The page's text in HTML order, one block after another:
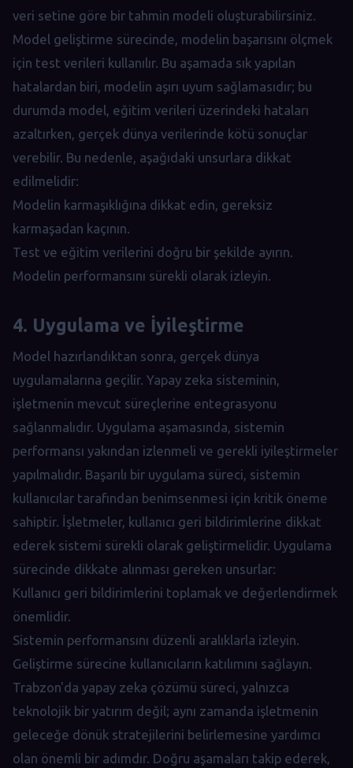
veri setine göre bir tahmin modeli oluşturabilirsiniz.
Model geliştirme sürecinde, modelin başarısını ölçmek
için test verileri kullanılır. Bu aşamada sık yapılan
hatalardan biri, modelin aşırı uyum sağlamasıdır; bu
durumda model, eğitim verileri üzerindeki hataları
azaltırken, gerçek dünya verilerinde kötü sonuçlar
verebilir. Bu nedenle, aşağıdaki unsurlara dikkat
edilmelidir:
Modelin karmaşıklığına dikkat edin, gereksiz
karmaşadan kaçının.
Test ve eğitim verilerini doğru bir şekilde ayırın.
Modelin performansını sürekli olarak izleyin.
4. Uygulama ve İyileştirme
Model hazırlandıktan sonra, gerçek dünya
uygulamalarına geçilir. Yapay zeka sisteminin,
işletmenin mevcut süreçlerine entegrasyonu
sağlanmalıdır. Uygulama aşamasında, sistemin
performansı yakından izlenmeli ve gerekli iyileştirmeler
yapılmalıdır. Başarılı bir uygulama süreci, sistemin
kullanıcılar tarafından benimsenmesi için kritik öneme
sahiptir. İşletmeler, kullanıcı geri bildirimlerine dikkat
ederek sistemi sürekli olarak geliştirmelidir. Uygulama
sürecinde dikkate alınması gereken unsurlar:
Kullanıcı geri bildirimlerini toplamak ve değerlendirmek
önemlidir.
Sistemin performansını düzenli aralıklarla izleyin.
Geliştirme sürecine kullanıcıların katılımını sağlayın.
Trabzon'da yapay zeka çözümü süreci, yalnızca
teknolojik bir yatırım değil; aynı zamanda işletmenin
geleceğe dönük stratejilerini belirlemesine yardımcı
olan önemli bir adımdır. Doğru aşamaları takip ederek,